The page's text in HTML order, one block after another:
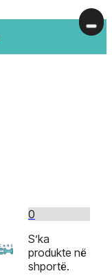
0
S’ka
produkte në
shportë.